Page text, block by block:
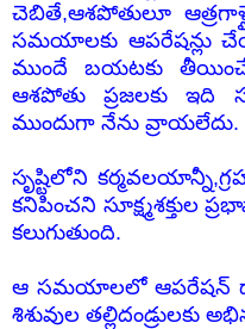
చెబితే,ఆశపోతులూ
సమయాలకు ఆపరేషన్లు
ముందే బయటకు తీయించే
ఆశపోతు ప్రజలకు
ముందుగా నేను వ్రాయలేదు.
సృష్టిలోని
కనిపించని సూక్ష్మశక్తుల
కలుగుతుంది.
ఆ సమయాలలో ఆపరేషన్
శిశువుల తల్లిదండ్రులకు